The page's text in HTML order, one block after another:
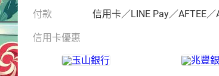
付款 信用卡／LINE Pay／AFTEE／
信用卡優惠